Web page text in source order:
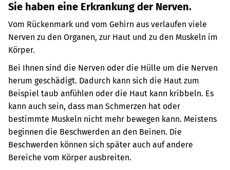
Sie haben eine Erkrankung der Nerven.
Vom Rückenmark und vom Gehirn aus verlaufen viele
Nerven zu den Organen, zur Haut und zu den Muskeln im
Körper.
Bei Ihnen sind die Nerven oder die Hülle um die Nerven
herum geschädigt. Dadurch kann sich die Haut zum
Beispiel taub anfühlen oder die Haut kann kribbeln. Es
kann auch sein, dass man Schmerzen hat oder
bestimmte Muskeln nicht mehr bewegen kann. Meistens
beginnen die Beschwerden an den Beinen. Die
Beschwerden können sich später auch auf andere
Bereiche vom Körper ausbreiten.